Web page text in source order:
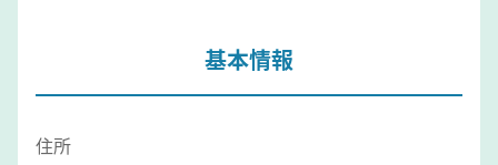
基本情報
住所